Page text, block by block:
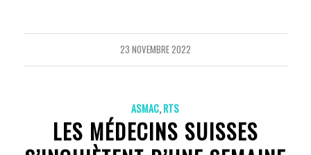
23 NOVEMBRE 2022
ASMAC,RTS
LES MÉDECINS SUISSES